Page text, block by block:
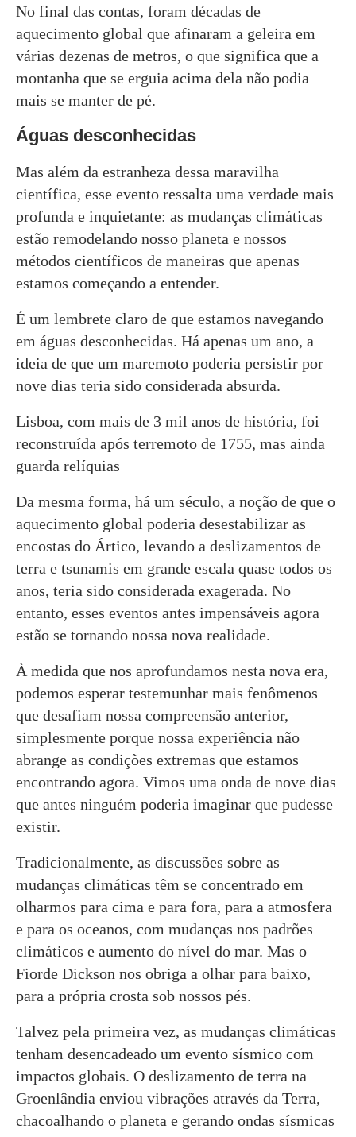
No final das contas, foram décadas de
aquecimento global que afinaram a geleira em
várias dezenas de metros, o que significa que a
montanha que se erguia acima dela não podia
mais se manter de pé.
Águas desconhecidas
Mas além da estranheza dessa maravilha
científica, esse evento ressalta uma verdade mais
profunda e inquietante: as mudanças climáticas
estão remodelando nosso planeta e nossos
métodos científicos de maneiras que apenas
estamos começando a entender.
É um lembrete claro de que estamos navegando
em águas desconhecidas. Há apenas um ano, a
ideia de que um maremoto poderia persistir por
nove dias teria sido considerada absurda.
Lisboa, com mais de 3 mil anos de história, foi
reconstruída após terremoto de 1755, mas ainda
guarda relíquias
Da mesma forma, há um século, a noção de que o
aquecimento global poderia desestabilizar as
encostas do Ártico, levando a deslizamentos de
terra e tsunamis em grande escala quase todos os
anos, teria sido considerada exagerada. No
entanto, esses eventos antes impensáveis agora
estão se tornando nossa nova realidade.
À medida que nos aprofundamos nesta nova era,
podemos esperar testemunhar mais fenômenos
que desafiam nossa compreensão anterior,
simplesmente porque nossa experiência não
abrange as condições extremas que estamos
encontrando agora. Vimos uma onda de nove dias
que antes ninguém poderia imaginar que pudesse
existir.
Tradicionalmente, as discussões sobre as
mudanças climáticas têm se concentrado em
olharmos para cima e para fora, para a atmosfera
e para os oceanos, com mudanças nos padrões
climáticos e aumento do nível do mar. Mas o
Fiorde Dickson nos obriga a olhar para baixo,
para a própria crosta sob nossos pés.
Talvez pela primeira vez, as mudanças climáticas
tenham desencadeado um evento sísmico com
impactos globais. O deslizamento de terra na
Groenlândia enviou vibrações através da Terra,
chacoalhando o planeta e gerando ondas sísmicas